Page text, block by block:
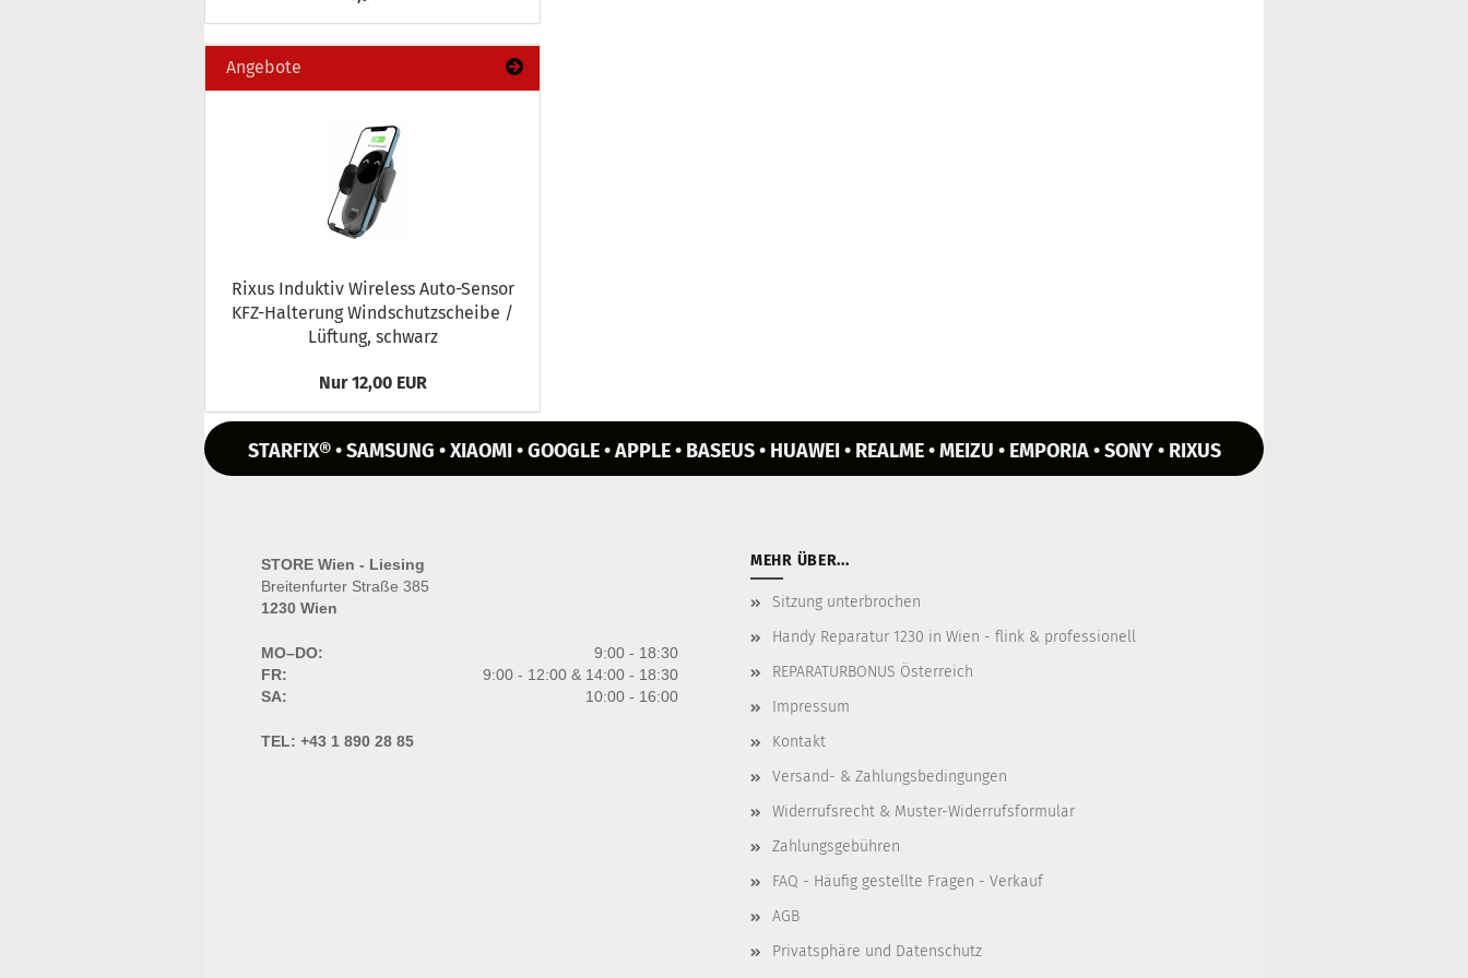
Angebote
Rixus In­duk­tiv Wire­less Auto-​Sensor
KFZ-​Halterung Wind­schutz­schei­be /
Lüf­tung, schwarz
Nur 12,00 EUR
STARFIX® • SAMSUNG • XIAOMI • GOOGLE • APPLE • BASEUS • HUAWEI • REALME • MEIZU • EMPORIA • SONY • RIXUS
STORE Wien - Liesing
Breitenfurter Straße 385
1230 Wien
MO–DO:
9:00 - 18:30
FR:
9:00 - 12:00 & 14:00 - 18:30
SA:
10:00 - 16:00
TEL: +43 1 890 28 85
MEHR ÜBER...
Sitzung unterbrochen
Handy Reparatur 1230 in Wien - flink & professionell
REPARATURBONUS Österreich
Impressum
Kontakt
Versand- & Zahlungsbedingungen
Widerrufsrecht & Muster-Widerrufsformular
Zahlungsgebühren
FAQ - Häufig gestellte Fragen - Verkauf
AGB
Privatsphäre und Datenschutz